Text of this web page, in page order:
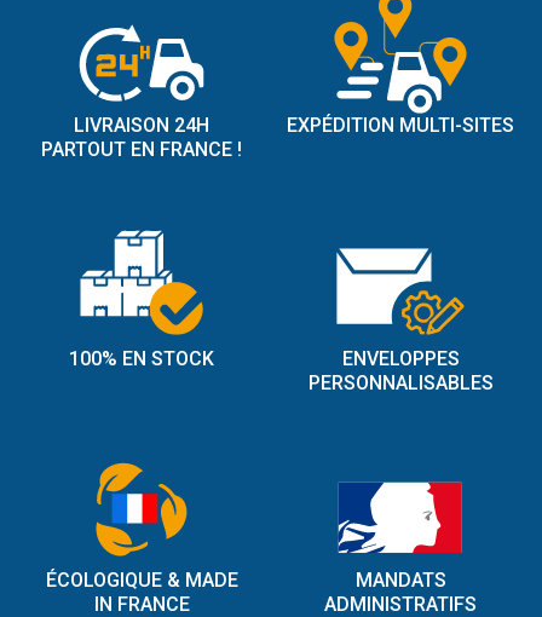
LIVRAISON 24H
PARTOUT EN FRANCE !
EXPÉDITION MULTI-SITES
100% EN STOCK
ENVELOPPES
PERSONNALISABLES
ÉCOLOGIQUE & MADE
IN FRANCE
MANDATS
ADMINISTRATIFS